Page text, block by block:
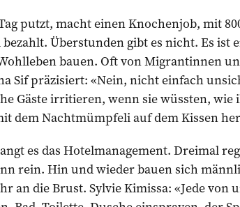
putzt, macht einen Knochenjob, mit
Überstunden gibt es nicht. Es ist
bauen. Oft von Migrantinnen
Sif präzisiert: «Nein, nicht einfach
Gäste irritieren, wenn sie wüssten, wie
dem Nachtmümpfeli auf dem Kissen
es das Hotelmanagement. Dreimal
rein. Hin und wieder bauen sich
an die Brust. Sylvie Kimissa: «Jede von